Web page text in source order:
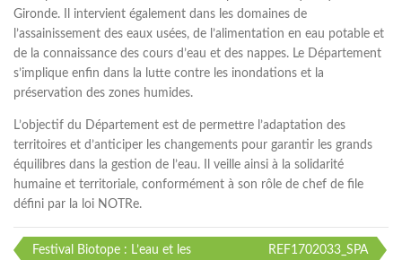
Gironde. Il intervient également dans les domaines de
l’assainissement des eaux usées, de l’alimentation en eau potable et
de la connaissance des cours d’eau et des nappes. Le Département
s’implique enfin dans la lutte contre les inondations et la
préservation des zones humides.
L’objectif du Département est de permettre l’adaptation des
territoires et d’anticiper les changements pour garantir les grands
équilibres dans la gestion de l’eau. Il veille ainsi à la solidarité
humaine et territoriale, conformément à son rôle de chef de file
défini par la loi NOTRe.
Festival Biotope : L’eau et les
REF1702033_SPA